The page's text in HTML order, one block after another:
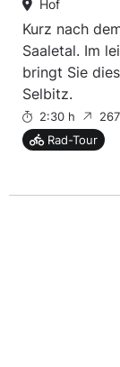
Hof
Kurz nach
Saaletal. Im
bringt Sie
Selbitz.
2:30 h
Rad-Tour